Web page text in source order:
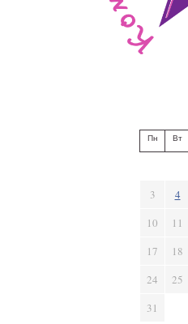
Пн Вт
3
4
10
11
17
18
24
25
31